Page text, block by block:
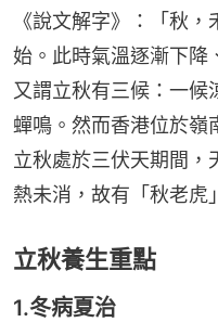
《說文解字》：「秋
始。此時氣溫逐漸下降
又謂立秋有三候：一候
蟬鳴。然而香港位於嶺
立秋處於三伏天期間，
熱未消，故有「秋老虎
立秋養生重點
1.冬病夏治